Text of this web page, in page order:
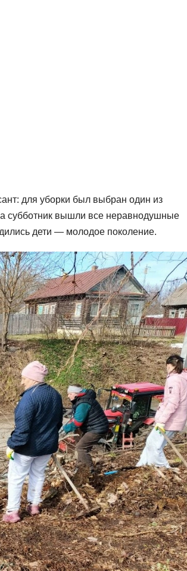
для уборки был выбран один из
субботник вышли все неравнодушные
дети — молодое поколение.